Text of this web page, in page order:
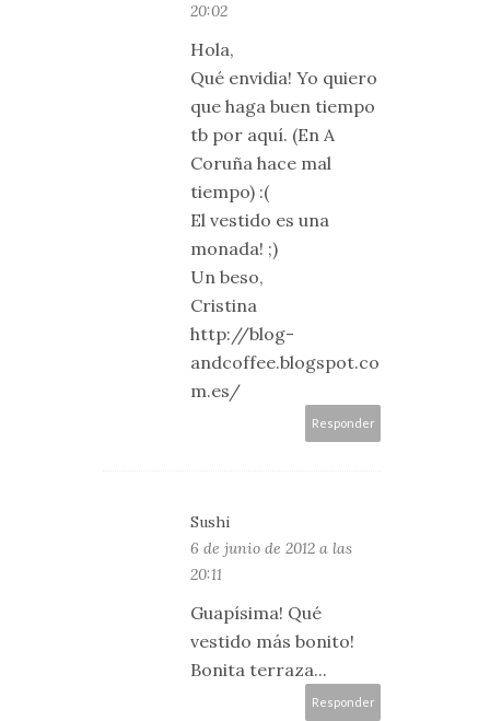
20:02
Hola,
Qué envidia! Yo quiero
que haga buen tiempo
tb por aquí. (En A
Coruña hace mal
tiempo) :(
El vestido es una
monada! ;)
Un beso,
Cristina
http://blog-
andcoffee.blogspot.co
m.es/
Responder
Sushi
6 de junio de 2012 a las
20:11
Guapísima! Qué
vestido más bonito!
Bonita terraza...
Responder